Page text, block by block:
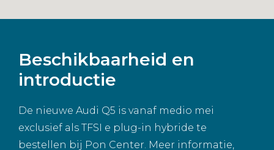
Beschikbaarheid en
introductie
De nieuwe Audi Q5 is vanaf medio mei
exclusief als TFSI e plug-in hybride te
bestellen bij Pon Center. Meer informatie,